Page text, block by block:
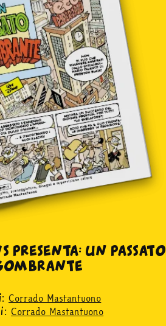
fumetto
PRESENTA: UN PASSATO
Corrado Mastantuono
Corrado Mastantuono